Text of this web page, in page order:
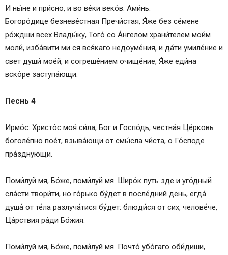
И ны́не и при́сно, и во ве́ки веко́в. Ами́нь.
Бо­го­ро́­ди­це безневе́стная Пре­чи́с­тая, Я́же без се́мене
ро́ждши всех Вла­ды́ку, Того́ со А́н­ге­лом храни́телем мои́м
моли́, изба́вити ми ся вся́каго недоуме́ния, и да́ти умиле́ние и
свет души́ мое́й, и согреше́нием очище́ние, Я́же еди́на
вско́ре заступа́ющи.
Песнь 4
Ирмо́с: Христо́с моя́ си́ла, Бог и Госпо́дь, честна́я Це́рковь
боголе́пно пое́т, взыва́ющи от смы́сла чи́ста, о Го́споде
пра́зднующи.
Поми́луй мя, Бо́же, поми́луй мя. Широ́к путь зде и уго́дный
сла́сти твори́ти, но го́рько бу́дет в после́дний день, егда́
душа́ от те́ла разлуча́тися бу́дет: блюди́ся от сих, челове́че,
Ца́рствия ра́ди Бо́жия.
Поми́луй мя, Бо́же, поми́луй мя. Почто́ убо́гаго оби́диши,